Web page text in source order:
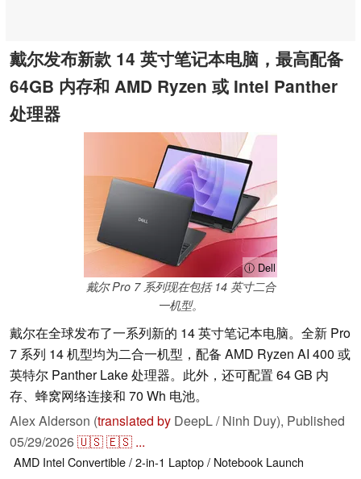
戴尔发布新款 14 英寸笔记本电脑，最高配备
64GB 内存和 AMD Ryzen 或 Intel Panther
处理器
ⓘ Dell
戴尔 Pro 7 系列现在包括 14 英寸二合
一机型。
戴尔在全球发布了一系列新的 14 英寸笔记本电脑。全新 Pro
7 系列 14 机型均为二合一机型，配备 AMD Ryzen AI 400 或
英特尔 Panther Lake 处理器。此外，还可配置 64 GB 内
存、蜂窝网络连接和 70 Wh 电池。
Alex Alderson (translated by DeepL / Ninh Duy), Published
05/29/2026🇺🇸🇪🇸 ...
AMD IntelConvertible / 2-in-1 Laptop / Notebook Launch